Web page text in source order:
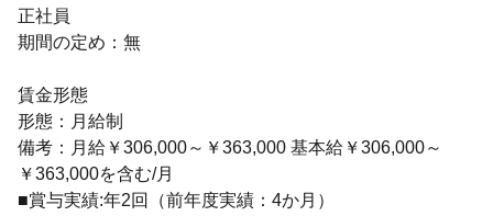
正社員
期間の定め：無
賃金形態
形態：月給制
備考：月給￥306,000～￥363,000 基本給￥306,000～
￥363,000を含む/月
■賞与実績:年2回（前年度実績：4か月）